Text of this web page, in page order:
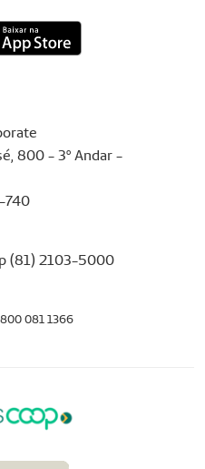
800 - 3º Andar -
740
(81) 2103-5000
081 1366